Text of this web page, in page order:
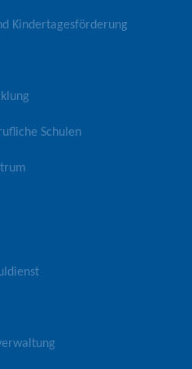
P
l
n
Kindertagesförderung
Schulen